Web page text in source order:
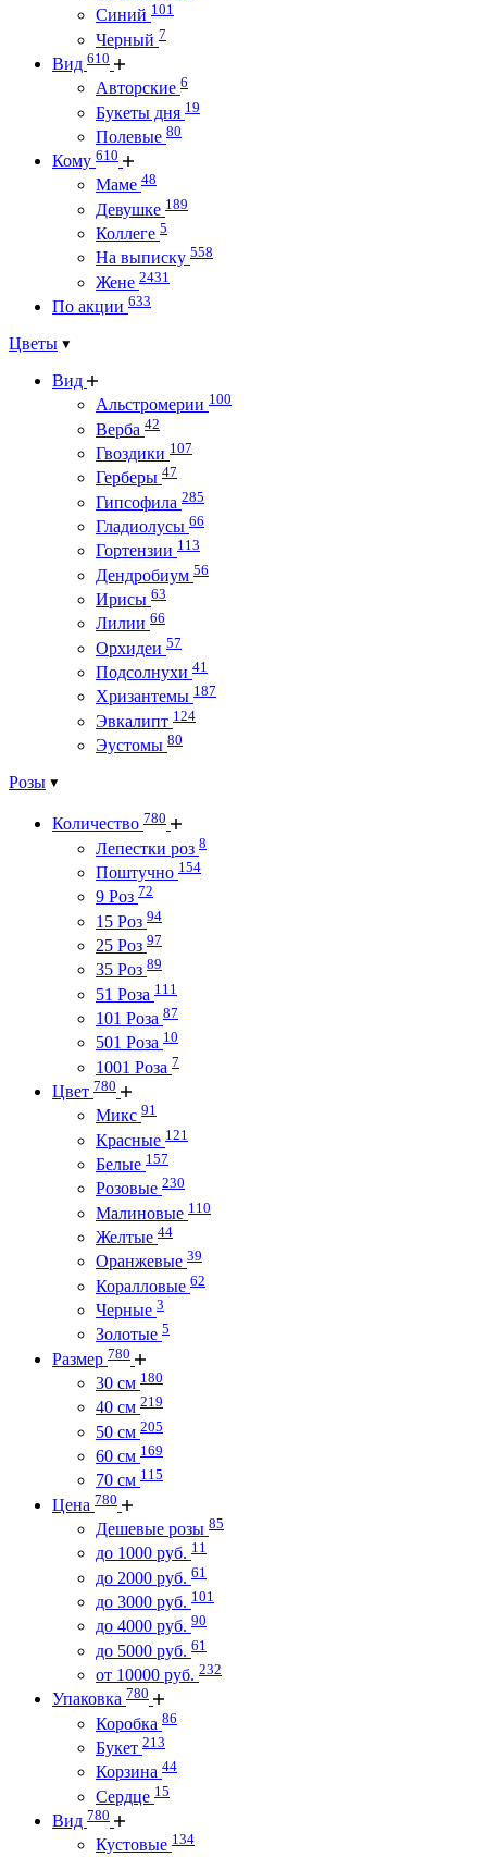
Синий 101
Черный 7
Вид 610
Авторские 6
Букеты дня 19
Полевые 80
Кому 610
Маме 48
Девушке 189
Коллеге 5
На выписку 558
Жене 2431
По акции 633
Цветы
Вид
Альстромерии 100
Верба 42
Гвоздики 107
Герберы 47
Гипсофила 285
Гладиолусы 66
Гортензии 113
Дендробиум 56
Ирисы 63
Лилии 66
Орхидеи 57
Подсолнухи 41
Хризантемы 187
Эвкалипт 124
Эустомы 80
Розы
Количество 780
Лепестки роз 8
Поштучно 154
9 Роз 72
15 Роз 94
25 Роз 97
35 Роз 89
51 Роза 111
101 Роза 87
501 Роза 10
1001 Роза 7
Цвет 780
Микс 91
Красные 121
Белые 157
Розовые 230
Малиновые 110
Желтые 44
Оранжевые 39
Коралловые 62
Черные 3
Золотые 5
Размер 780
30 см 180
40 см 219
50 см 205
60 см 169
70 см 115
Цена 780
Дешевые розы 85
до 1000 руб. 11
до 2000 руб. 61
до 3000 руб. 101
до 4000 руб. 90
до 5000 руб. 61
от 10000 руб. 232
Упаковка 780
Коробка 86
Букет 213
Корзина 44
Сердце 15
Вид 780
Кустовые 134